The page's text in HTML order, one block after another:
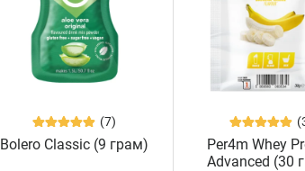
(7)
Bolero Classic (9 грам)
Per4m Whey
Advanced (30